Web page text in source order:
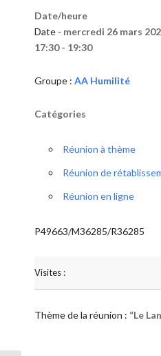
Date/heure
Date - mercredi 26 mars
17:30 - 19:30
Groupe : AA Humilité
Catégories
Réunion à thème
Réunion de
Réunion en ligne
P49663/M36285/R36285
Visites :
Thème de la réunion : “Le